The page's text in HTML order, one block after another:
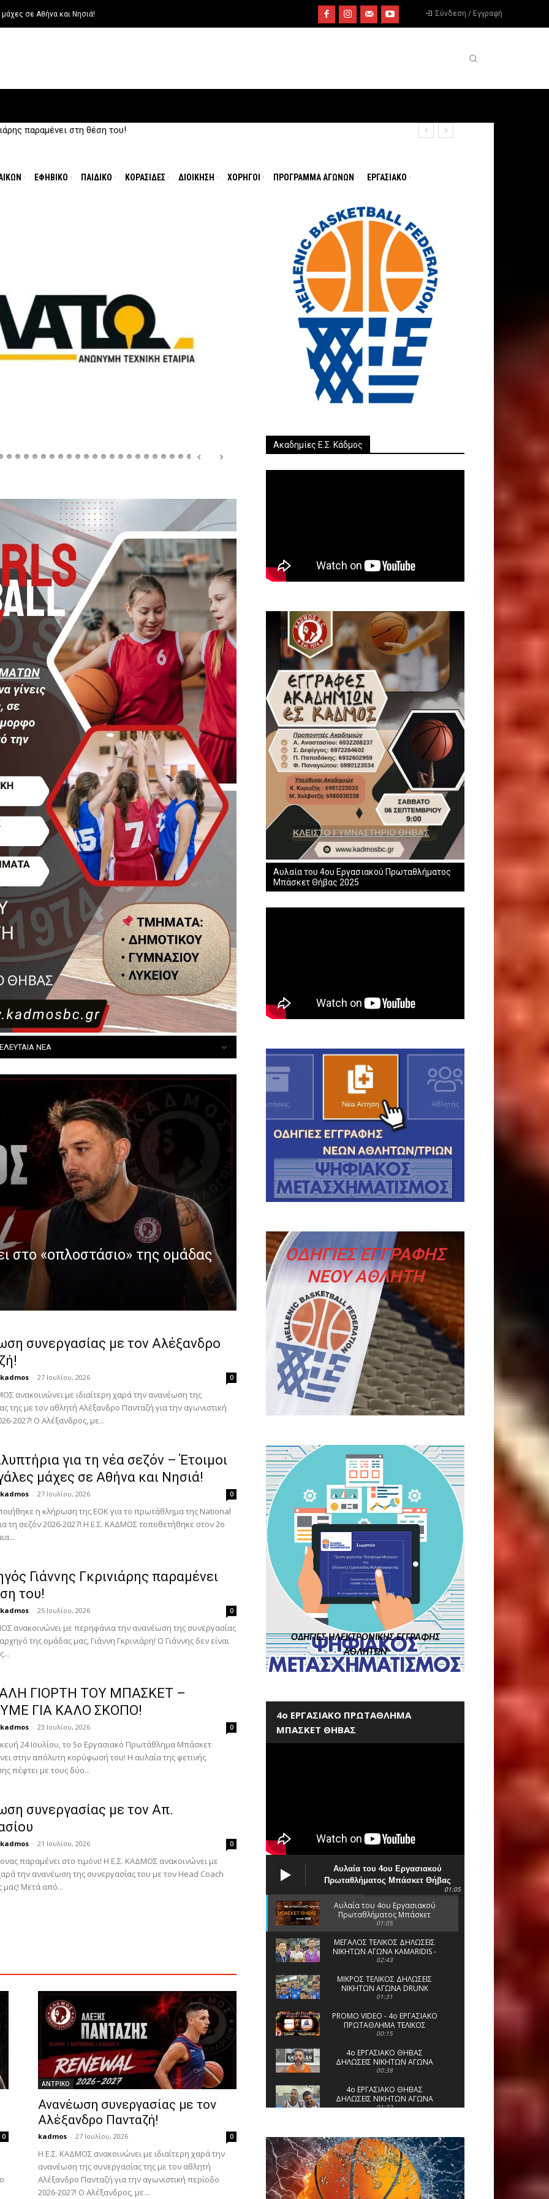
Σύνδεση / Εγγραφή
στο «οπλοστάσιο» της ομάδας μας!
ΕΦΗΒΙΚΟ ΠΑΙΔΙΚΟ ΚΟΡΑΣΙΔΕΣ ΔΙΟΙΚΗΣΗ ΧΟΡΗΓΟΙ ΠΡΟΓΡΑΜΜΑ ΑΓΩΝΩΝ ΕΡΓΑΣΙΑΚΟ
NEA
All
στο «οπλοστάσιο» της ομάδας
συνεργασίας με τον Αλέξανδρο
kadmos - 27 Ιουλίου, 2026 0
ανακοινώνει με ιδιαίτερη χαρά την ανανέωση της
της με τον αθλητή Αλέξανδρο Πανταζή για την αγωνιστική
2027! Ο Αλέξανδρος, με...
για τη νέα σεζόν – Έτοιμοι
μάχες σε Αθήνα και Νησιά!
kadmos - 27 Ιουλίου, 2026 0
η κλήρωση της ΕΟΚ για το πρωτάθλημα της National
τη σεζόν 2026-2027! Η Ε.Σ. ΚΑΔΜΟΣ τοποθετήθηκε στον 2ο
Γιάννης Γκρινιάρης παραμένει
του!
kadmos - 25 Ιουλίου, 2026 0
ανακοινώνει με περηφάνια την ανανέωση της συνεργασίας
της ομάδας μας, Γιάννη Γκρινιάρη! Ο Γιάννης δεν είναι
ΓΙΟΡΤΗ ΤΟΥ ΜΠΑΣΚΕΤ –
ΓΙΑ ΚΑΛΟ ΣΚΟΠΟ!
kadmos - 23 Ιουλίου, 2026 0
24 Ιουλίου, το 5ο Εργασιακό Πρωτάθλημα Μπάσκετ
στην απόλυτη κορύφωσή του! Η αυλαία της φετινής
πέφτει με τους δύο...
συνεργασίας με τον Απ.
kadmos - 21 Ιουλίου, 2026 0
παραμένει στο τιμόνι! Η Ε.Σ. ΚΑΔΜΟΣ ανακοινώνει με
την ανανέωση της συνεργασίας του με τον Head Coach
μας! Μετά από...
0
ΑΝTΡΙΚΟ
Ανανέωση συνεργασίας με τον
Αλέξανδρο Πανταζή!
kadmos - 27 Ιουλίου, 2026 0
Η Ε.Σ. ΚΑΔΜΟΣ ανακοινώνει με ιδιαίτερη χαρά την
ανανέωση της συνεργασίας της με τον αθλητή
Αλέξανδρο Πανταζή για την αγωνιστική περίοδο
2026-2027! Ο Αλέξανδρος, με...
Ακαδημίες Ε.Σ. Κάδμος
Αυλαία του 4ου Εργασιακού Πρωταθλήματος
Μπάσκετ Θήβας 2025
ΟΔΗΓΙΕΣ ΕΓΓΡΑΦΗΣ
ΝΕΟΥ ΑΘΛΗΤΗ
ΟΔΗΓΙΕΣ ΗΛΕΚΤΡΟΝΙΚΗΣ ΕΓΓΡΑΦΗΣ
ΑΘΛΗΤΩΝ
4o ΕΡΓΑΣΙΑΚΟ ΠΡΩΤΑΘΛΗΜΑ
ΜΠΑΣΚΕΤ ΘΗΒΑΣ
Αυλαία του 4ου Εργασιακού
Πρωταθλήματος Μπάσκετ Θήβας
01:05
Αυλαία του 4ου Εργασιακού
Πρωταθλήματος Μπάσκετ
Θήβας 2025
01:05
ΜΕΓΑΛΟΣ ΤΕΛΙΚΟΣ ΔΗΛΩΣΕΙΣ
ΝΙΚΗΤΩΝ ΑΓΩΝΑ KAMARIDIS -
VOYAGERS (ΘΕΣΕΙΣ 1-2) (88-77)
02:43
ΜΙΚΡΟΣ ΤΕΛΙΚΟΣ ΔΗΛΩΣΕΙΣ
ΝΙΚΗΤΩΝ ΑΓΩΝΑ DRUNK
BEARS-HYGIENE SERVICE (ΘΕΣΕΙΣ
01:31
PROMO VIDEO - 4ο ΕΡΓΑΣΙΑΚΟ
ΠΡΩΤΑΘΛΗΜΑ ΤΕΛΙΚΟΣ
00:15
4o ΕΡΓΑΣΙΑΚΟ ΘΗΒΑΣ
ΔΗΛΩΣΕΙΣ ΝΙΚΗΤΩΝ ΑΓΩΝΑ
ΝΕΟ ΦΡΟΝΤΙΣΤΗΡΙΟ-BOCA
00:38
4o ΕΡΓΑΣΙΑΚΟ ΘΗΒΑΣ
ΔΗΛΩΣΕΙΣ ΝΙΚΗΤΩΝ ΑΓΩΝΑ
THIVA ROCKETS-SKIOURAKI.GR
01:22
ΔΗΛΩΣΕΙΣ ΝΙΚΗΤΩΝ ΑΓΩΝΑ
VOICE THIVA - ALPHA OMEGA
(5-6) (82-88) 21 07 25
01:04
4o ΕΡΓΑΣΙΑΚΟ ΘΗΒΑΣ-
ΔΗΛΩΣΕΙΣ ΝΙΚΗΤΩΝ ΑΓΩΝΑ
STRATELAKERS - MOTEL (7-8)
(73-54) 21 07 25
00:43